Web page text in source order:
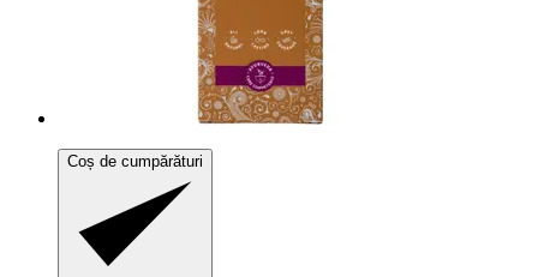
Coș de cumpărături